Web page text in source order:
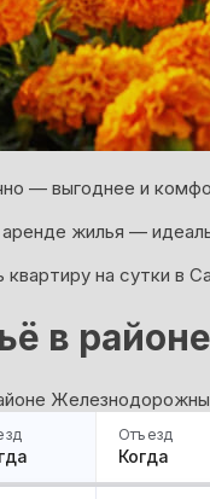
— выгоднее и
жилья —
на сутки в
в
Отъезд
Когда